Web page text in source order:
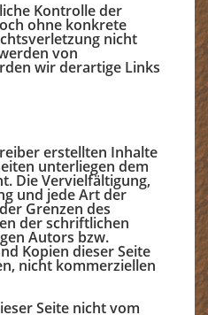
Kontrolle der
ohne konkrete
nicht
von
wir derartige Links
erstellten Inhalte
unterliegen dem
Die Vervielfältigung,
und jede Art der
Grenzen des
der schriftlichen
Autors bzw.
Kopien dieser Seite
nicht kommerziellen
Seite nicht vom